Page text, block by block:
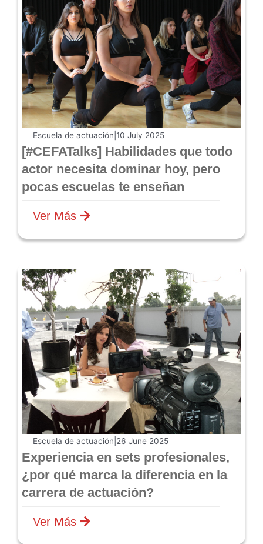
Escuela de actuación 10 July 2025
[#CEFATalks] Habilidades que todo
actor necesita dominar hoy, pero
pocas escuelas te enseñan
Ver Más
Escuela de actuación 26 June 2025
Experiencia en sets profesionales,
¿por qué marca la diferencia en la
carrera de actuación?
Ver Más